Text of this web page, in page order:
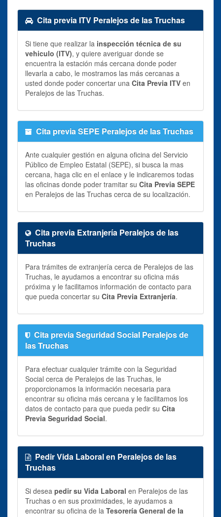
Cita previa ITV Peralejos de las Truchas
Si tiene que realizar la inspección técnica de su
vehiculo (ITV), y quiere averiguar donde se
encuentra la estación más cercana donde poder
llevarla a cabo, le mostramos las más cercanas a
usted donde poder concertar una Cita Previa ITV en
Peralejos de las Truchas.
Cita previa SEPE Peralejos de las Truchas
Ante cualquier gestión en alguna oficina del Servicio
Público de Empleo Estatal (SEPE), si busca la mas
cercana, haga clic en el enlace y le indicaremos todas
las oficinas donde poder tramitar su Cita Previa SEPE
en Peralejos de las Truchas cerca de su localización.
Cita previa Extranjería Peralejos de las
Truchas
Para trámites de extranjería cerca de Peralejos de las
Truchas, le ayudamos a encontrar su oficina más
próxima y le facilitamos información de contacto para
que pueda concertar su Cita Previa Extranjería.
Cita previa Seguridad Social Peralejos de
las Truchas
Para efectuar cualquier trámite con la Seguridad
Social cerca de Peralejos de las Truchas, le
proporcionamos la información necesaria para
encontrar su oficina más cercana y le facilitamos los
datos de contacto para que pueda pedir su Cita
Previa Seguridad Social.
Pedir Vida Laboral en Peralejos de las
Truchas
Si desea pedir su Vida Laboral en Peralejos de las
Truchas o en sus proximidades, le ayudamos a
encontrar su oficina de la Tesorería General de la